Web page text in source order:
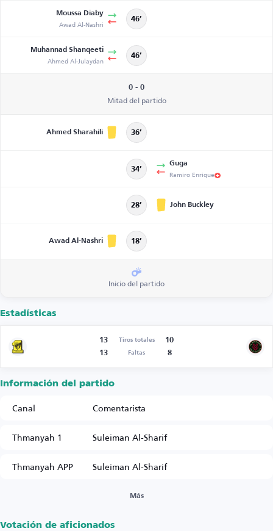
Moussa Diaby
Awad Al-Nashri 46’
Muhannad Shanqeeti
Ahmed Al-Julaydan 46’
0 - 0
Mitad del partido
Ahmed Sharahili 36’
34’
Guga
Ramiro Enrique
28’ John Buckley
Awad Al-Nashri 18’
Inicio del partido
Estadísticas
13 Tiros totales
10
13
Faltas 8
Información del partido
Canal
Comentarista
Thmanyah 1
Suleiman Al-Sharif
Thmanyah APP
Suleiman Al-Sharif
Más
Votación de aficionados